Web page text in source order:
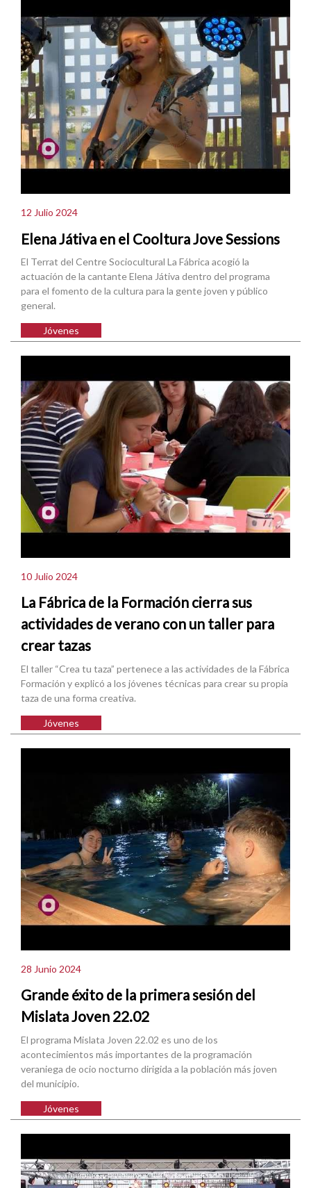
12 Julio 2024
Elena Játiva en el Cooltura Jove Sessions
El Terrat del Centre Sociocultural La Fábrica acogió la
actuación de la cantante Elena Játiva dentro del programa
para el fomento de la cultura para la gente joven y público
general.
Jóvenes
10 Julio 2024
La Fábrica de la Formación cierra sus
actividades de verano con un taller para
crear tazas
El taller “Crea tu taza” pertenece a las actividades de la Fábrica
Formación y explicó a los jóvenes técnicas para crear su propia
taza de una forma creativa.
Jóvenes
28 Junio 2024
Grande éxito de la primera sesión del
Mislata Joven 22.02
El programa Mislata Joven 22.02 es uno de los
acontecimientos más importantes de la programación
veraniega de ocio nocturno dirigida a la población más joven
del municipio.
Jóvenes